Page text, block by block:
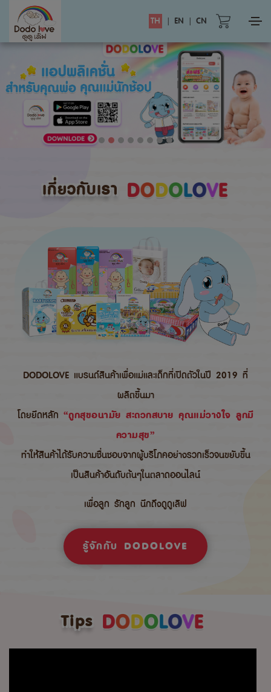
TH | EN | CN
เกี่ยวกับเรา
DODOLOVE แบรนด์สินค้าเพื่อแม่และเด็กที่เปิดตัวในปี 2019 ที่
ผลิตขึ้นมา
โดยยึดหลัก “ถูกสุขอนามัย สะดวกสบาย คุณแม่วางใจ ลูกมี
ความสุข”
ทำให้สินค้าได้รับความชื่นชอบจากผู้บริโภคอย่างรวกเร็วจนขยับขึ้น
เป็นสินค้าอันดับต้นๆในตลาดออนไลน์
เพื่อลูก รักลูก นึกถึงดูดูเลิฟ
รู้จักกับ DODOLOVE
Tips